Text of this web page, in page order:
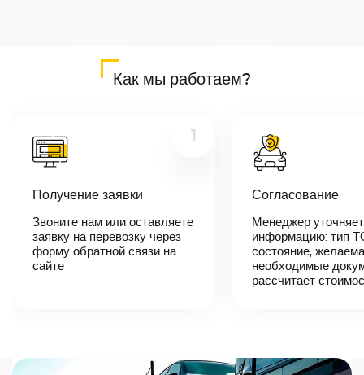
менеджер-
свяжется с
вами,
согласует
детали
автоперевозки,
Как мы работаем?
1
Получение заявки
Звоните нам или оставляете
заявку на перевозку через
форму обратной связи на
сайте
Согласование
Менеджер уточняет
информацию: тип
состояние,
необходимые
рассчитает